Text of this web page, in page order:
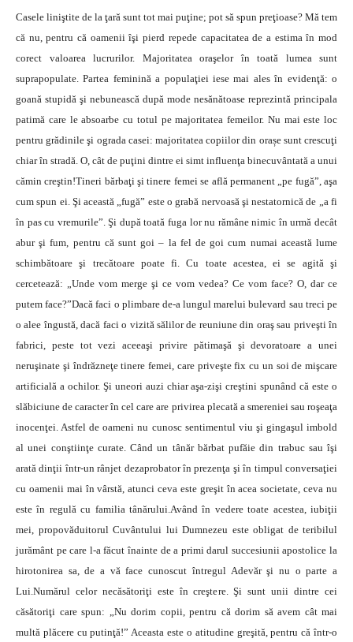
Casele liniştite de la ţară sunt tot mai puţine; pot să spun preţioase? Mă tem
că nu, pentru că oamenii îşi pierd repede capacitatea de a estima în mod
corect valoarea lucrurilor. Majoritatea oraşelor în toată lumea sunt
suprapopulate. Partea feminină a populaţiei iese mai ales în evidenţă: o
goană stupidă şi nebunească după mode nesănătoase reprezintă principala
patimă care le absoarbe cu totul pe majoritatea femeilor. Nu mai este loc
pentru grădinile şi ograda casei: majoritatea copiilor din orașe sunt crescuţi
chiar în stradă. O, cât de puţini dintre ei simt influenţa binecuvântată a unui
cămin creştin!Tineri bărbaţi şi tinere femei se află permanent „pe fugă”, aşa
cum spun ei. Şi această „fugă” este o grabă nervoasă şi nestatornică de „a fi
în pas cu vremurile”. Şi după toată fuga lor nu rămâne nimic în urmă decât
abur şi fum, pentru că sunt goi – la fel de goi cum numai această lume
schimbătoare şi trecătoare poate fi. Cu toate acestea, ei se agită şi
cercetează: „Unde vom merge şi ce vom vedea? Ce vom face? O, dar ce
putem face?”Dacă faci o plimbare de-a lungul marelui bulevard sau treci pe
o alee îngustă, dacă faci o vizită sălilor de reuniune din oraş sau priveşti în
fabrici, peste tot vezi aceeaşi privire pătimaşă şi devoratoare a unei
neruşinate şi îndrăzneţe tinere femei, care priveşte fix cu un soi de mişcare
artificială a ochilor. Şi uneori auzi chiar aşa-zişi creştini spunând că este o
slăbiciune de caracter în cel care are privirea plecată a smereniei sau roşeaţa
inocenţei. Astfel de oameni nu cunosc sentimentul viu şi gingaşul imbold
al unei conştiinţe curate. Când un tânăr bărbat pufăie din trabuc sau îşi
arată dinţii într-un rânjet dezaprobator în prezenţa şi în timpul conversaţiei
cu oamenii mai în vârstă, atunci ceva este greşit în acea societate, ceva nu
este în regulă cu familia tânărului.Având în vedere toate acestea, iubiţii
mei, propovăduitorul Cuvântului lui Dumnezeu este obligat de teribilul
jurământ pe care l-a făcut înainte de a primi darul succesiunii apostolice la
hirotonirea sa, de a vă face cunoscut întregul Adevăr şi nu o parte a
Lui.Numărul celor necăsătoriţi este în creştere. Şi sunt unii dintre cei
căsătoriţi care spun: „Nu dorim copii, pentru că dorim să avem cât mai
multă plăcere cu putinţă!” Aceasta este o atitudine greşită, pentru că într-o